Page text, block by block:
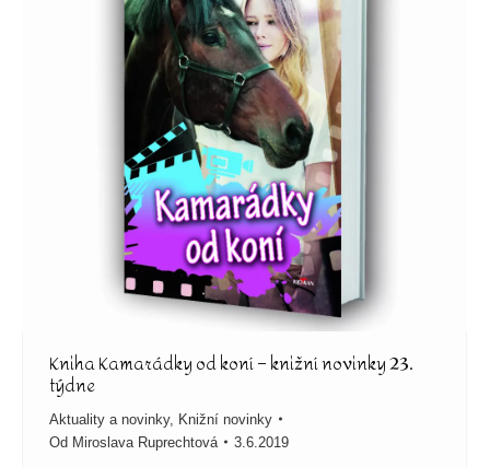
Kniha Kamarádky od koní – knižní novinky 23.
týdne
Aktuality a novinky, Knižní novinky
Od Miroslava Ruprechtová 3.6.2019